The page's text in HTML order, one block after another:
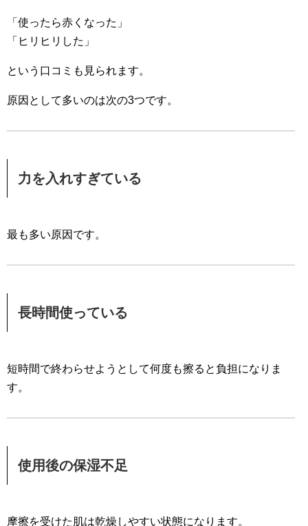
「使ったら赤くなった」
「ヒリヒリした」
という口コミも見られます。
原因として多いのは次の3つです。
力を入れすぎている
最も多い原因です。
長時間使っている
短時間で終わらせようとして何度も擦ると負担になりま
す。
使用後の保湿不足
摩擦を受けた肌は乾燥しやすい状態になります。